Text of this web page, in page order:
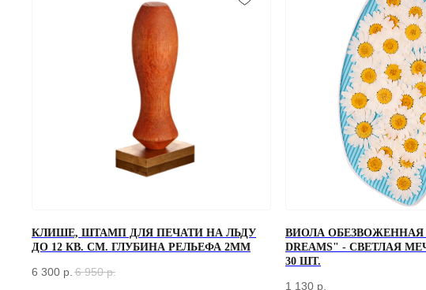
КЛИШЕ, ШТАМП ДЛЯ ПЕЧАТИ НА ЛЬДУ
ДО 12 КВ. СМ. ГЛУБИНА РЕЛЬЕФА 2ММ
6 300 р. 6 950 р.
ВИОЛА ОБЕЗВОЖЕННАЯ
DREAMS" - СВЕТЛАЯ
30 ШТ.
1 130 р.
Если у вас есть вопросы по ассортименту или нужна консультация —